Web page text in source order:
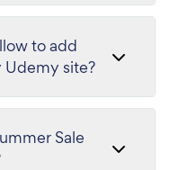
to add
Udemy site?
Sale